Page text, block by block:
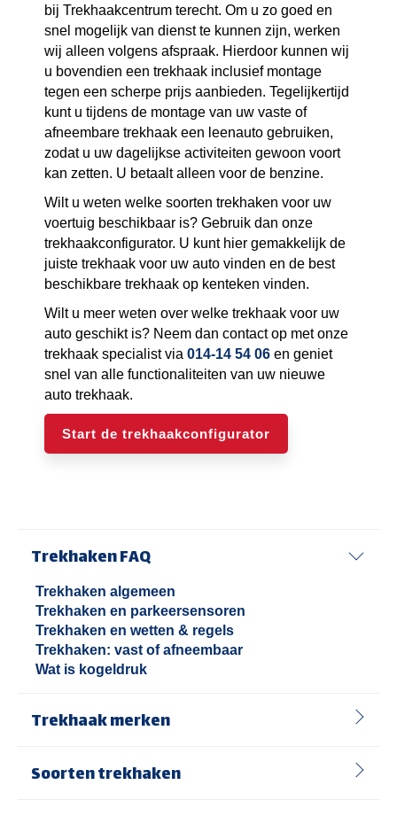
bij Trekhaakcentrum terecht. Om u zo goed en
snel mogelijk van dienst te kunnen zijn, werken
wij alleen volgens afspraak. Hierdoor kunnen wij
u bovendien een trekhaak inclusief montage
tegen een scherpe prijs aanbieden. Tegelijkertijd
kunt u tijdens de montage van uw vaste of
afneembare trekhaak een leenauto gebruiken,
zodat u uw dagelijkse activiteiten gewoon voort
kan zetten. U betaalt alleen voor de benzine.
Wilt u weten welke soorten trekhaken voor uw
voertuig beschikbaar is? Gebruik dan onze
trekhaakconfigurator. U kunt hier gemakkelijk de
juiste trekhaak voor uw auto vinden en de best
beschikbare trekhaak op kenteken vinden.
Wilt u meer weten over welke trekhaak voor uw
auto geschikt is? Neem dan contact op met onze
trekhaak specialist via 014-14 54 06 en geniet
snel van alle functionaliteiten van uw nieuwe
auto trekhaak.
Start de trekhaakconfigurator
Trekhaken FAQ
Trekhaken algemeen
Trekhaken en parkeersensoren
Trekhaken en wetten & regels
Trekhaken: vast of afneembaar
Wat is kogeldruk
Trekhaak merken
Soorten trekhaken